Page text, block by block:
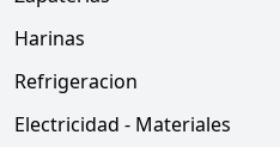
Harinas
Refrigeracion
Electricidad - Materiales